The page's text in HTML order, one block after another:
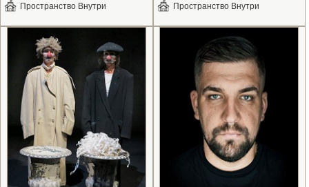
Пространство Внутри Пространство Внутри